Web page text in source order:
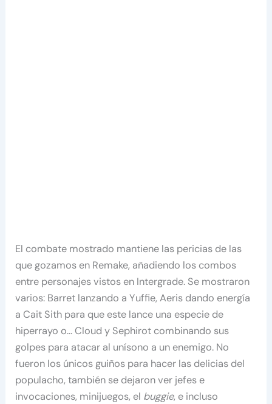
El combate mostrado mantiene las pericias de las
que gozamos en Remake, añadiendo los combos
entre personajes vistos en Intergrade. Se mostraron
varios: Barret lanzando a Yuffie, Aeris dando energía
a Cait Sith para que este lance una especie de
hiperrayo o… Cloud y Sephirot combinando sus
golpes para atacar al unísono a un enemigo. No
fueron los únicos guiños para hacer las delicias del
populacho, también se dejaron ver jefes e
invocaciones, minijuegos, el buggie, e incluso